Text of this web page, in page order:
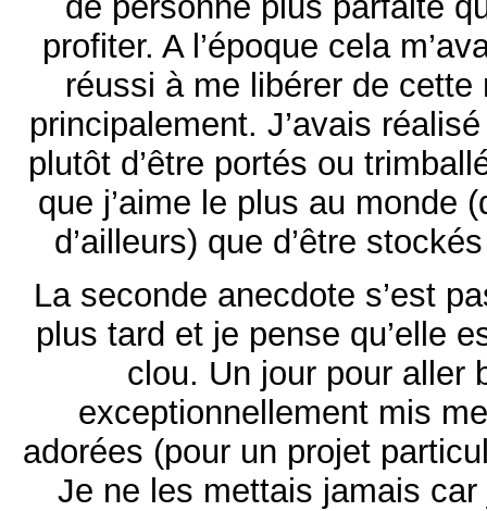
profiter. A l’époque cela
réussi à me libérer de
principalement. J’avais
plutôt d’être portés ou
que j’aime le plus au monde
d’ailleurs) que d’être
La seconde anecdote s’est
plus tard et je pense qu’elle
clou. Un jour pour aller
exceptionnellement mis
adorées (pour un projet
Je ne les mettais jamais car